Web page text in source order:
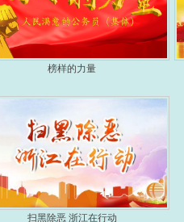
榜样的力量
扫黑除恶 浙江在行动